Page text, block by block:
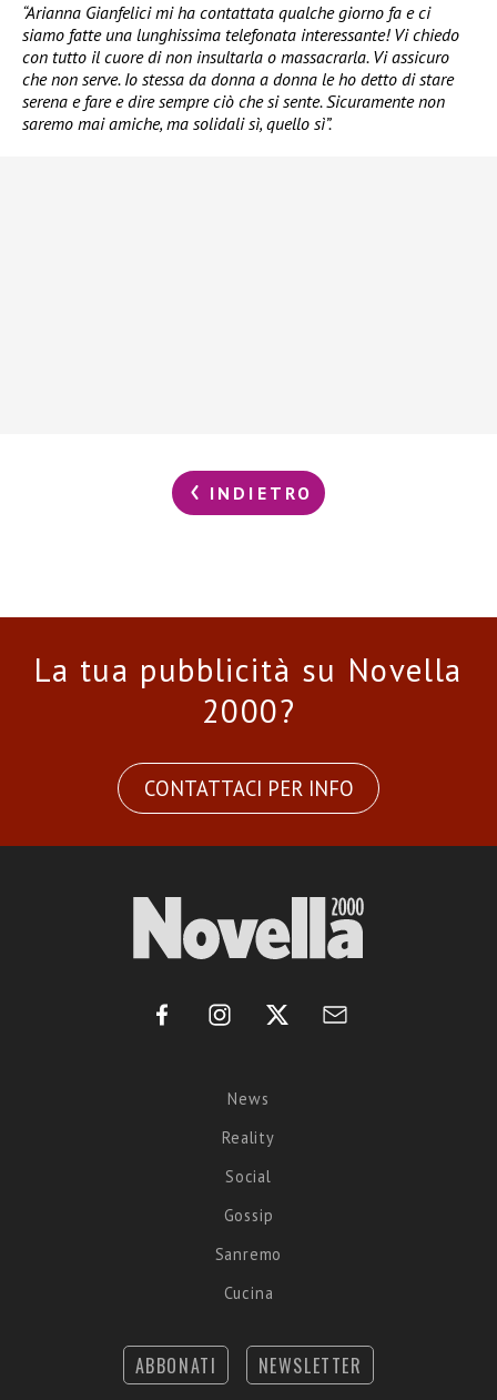
“Arianna Gianfelici mi ha contattata qualche giorno fa e ci
siamo fatte una lunghissima telefonata interessante! Vi chiedo
con tutto il cuore di non insultarla o massacrarla. Vi assicuro
che non serve. Io stessa da donna a donna le ho detto di stare
serena e fare e dire sempre ciò che si sente. Sicuramente non
saremo mai amiche, ma solidali sì, quello sì”.
INDIETRO
La tua pubblicità su Novella
2000?
CONTATTACI PER INFO
News
Reality
Social
Gossip
Sanremo
Cucina
ABBONATI NEWSLETTER